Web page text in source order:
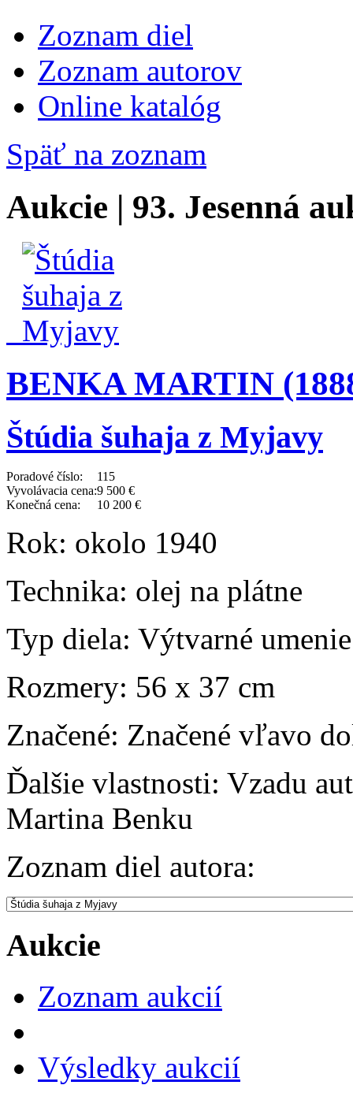
Zoznam diel
Zoznam autorov
Online katalóg
Späť na zoznam
Aukcie | 93. Jesenná
BENKA MARTIN
Štúdia šuhaja z Myjavy
Poradové číslo:
115
Vyvolávacia cena:9 500 €
Konečná cena:
10 200 €
Rok: okolo 1940
Technika: olej na plátne
Typ diela: Výtvarné umenie
Rozmery: 56 x 37 cm
Značené: Značené vľavo
Ďalšie vlastnosti: Vzadu
Martina Benku
Zoznam diel autora:
Aukcie
Zoznam aukcií
Výsledky aukcií